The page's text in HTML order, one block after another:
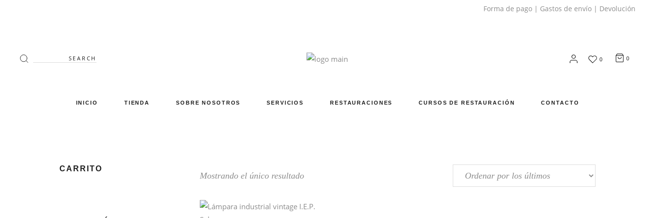
Forma de pago | Gastos de envío | Devolución
Search
for: 0 0
INICIO TIENDA SOBRE NOSOTROS SERVICIOS RESTAURACIONES CURSOS DE RESTAURACIÓN CONTACTO
Mostrando el único resultado
CARRITO